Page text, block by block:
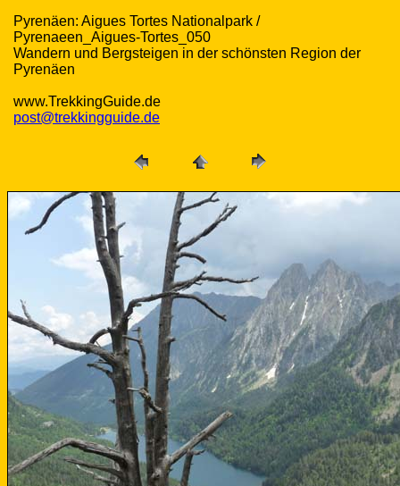
Pyrenäen: Aigues Tortes Nationalpark /
Pyrenaeen_Aigues-Tortes_050
Wandern und Bergsteigen in der schönsten Region der
Pyrenäen
www.TrekkingGuide.de
post@trekkingguide.de